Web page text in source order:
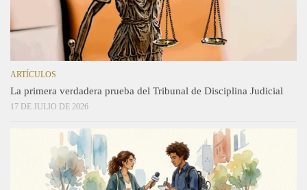
ARTÍCULOS
La primera verdadera prueba del Tribunal de Disciplina Judicial
17 DE JULIO DE 2026